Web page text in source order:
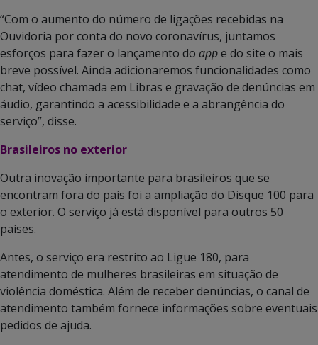
“Com o aumento do número de ligações recebidas na
Ouvidoria por conta do novo coronavírus, juntamos
esforços para fazer o lançamento do appe do site o mais
breve possível. Ainda adicionaremos funcionalidades como
chat, vídeo chamada em Libras e gravação de denúncias em
áudio, garantindo a acessibilidade e a abrangência do
serviço”, disse.
Brasileiros no exterior
Outra inovação importante para brasileiros que se
encontram fora do país foi a ampliação do Disque 100 para
o exterior. O serviço já está disponível para outros 50
países.
Antes, o serviço era restrito ao Ligue 180, para
atendimento de mulheres brasileiras em situação de
violência doméstica. Além de receber denúncias, o canal de
atendimento também fornece informações sobre eventuais
pedidos de ajuda.